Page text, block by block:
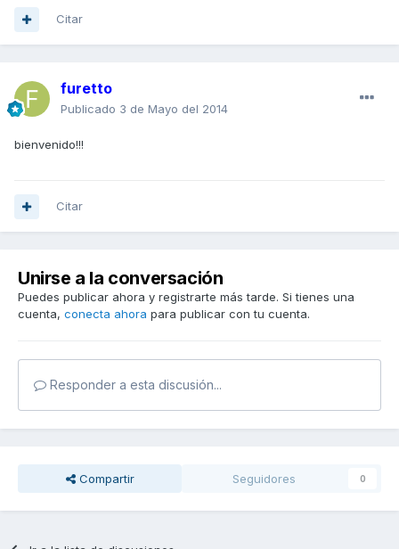
Citar
furetto
Publicado 3 de Mayo del 2014
bienvenido!!!
Citar
Unirse a la conversación
Puedes publicar ahora y registrarte más tarde. Si tienes una
cuenta, conecta ahora para publicar con tu cuenta.
Responder a esta discusión...
Compartir Seguidores 0